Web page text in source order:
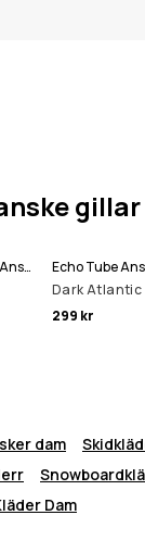
gillar
Echo Tube Ansiktsmask
Dark Atlantic
299 kr
dam
Dam